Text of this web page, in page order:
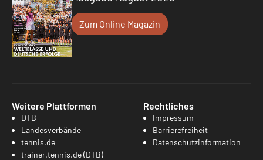
Zum Online Magazin
Weitere Plattformen
DTB
Landesverbände
tennis.de
trainer.tennis.de (DTB)
Rechtliches
Impressum
Barrierefreiheit
Datenschutzinformation